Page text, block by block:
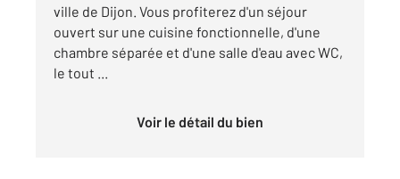
ville de Dijon. Vous profiterez d'un séjour
ouvert sur une cuisine fonctionnelle, d'une
chambre séparée et d'une salle d'eau avec WC,
le tout ...
Voir le détail du bien